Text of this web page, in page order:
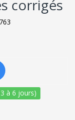
corrigés
à 6 jours)